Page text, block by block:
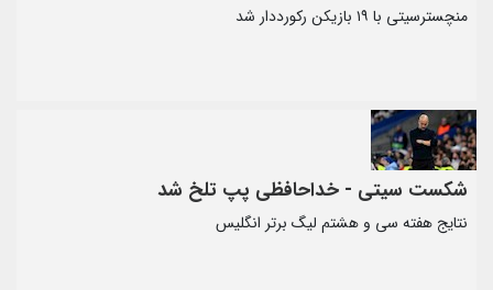
منچسترسیتی با ۱۹ بازیکن رکورددار شد
شکست سیتی - خداحافظی پپ تلخ شد
نتایج هفته سی و هشتم لیگ برتر انگلیس